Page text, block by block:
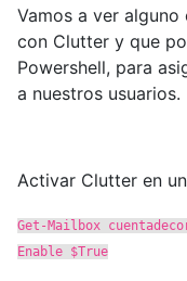
Vamos a ver
con Clutter y que
Powershell, para
a nuestros usuarios.
Activar Clutter en
Get-Mailbox
Enable $True